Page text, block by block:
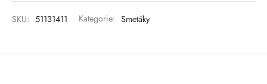
SKU: 51131411 Kategorie: Smetáky